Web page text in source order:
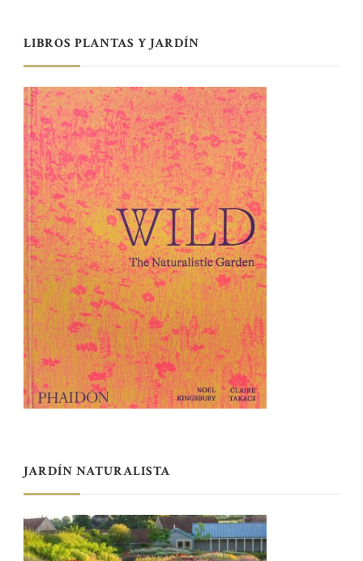
LIBROS PLANTAS Y JARDÍN
JARDÍN NATURALISTA